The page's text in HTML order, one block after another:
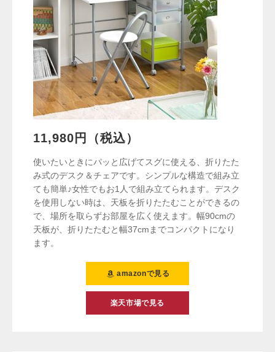
11,980円（税込）
使いたいときにパッと広げてスグに使える、折りたた
み式のデスク＆チェアです。シンプルな構造で組み立
ても簡単♪女性でもお1人で組み立てられます。デスク
を使用しない時は、天板を折りたたむことができるの
で、場所を取らずお部屋を広く使えます。幅90cmの
天板が、折りたたむと幅37cmまでコンパクトになり
ます。
amazonで見る
楽天市場で見る